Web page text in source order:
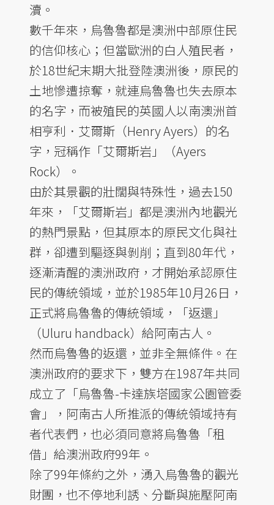
瀆。
數千年來，烏魯魯都是澳洲中部原住民
的信仰核心；但當歐洲的白人殖民者，
於18世紀末期大批登陸澳洲後，原民的
土地慘遭掠奪，就連烏魯魯也失去原本
的名字，而被殖民的英國人以南澳洲首
相亨利．艾爾斯（Henry Ayers）的名
字，冠稱作「艾爾斯岩」（Ayers
Rock）。
由於其景觀的壯闊與特殊性，過去150
年來，「艾爾斯岩」都是澳洲內地觀光
的熱門景點，但其原本的原民文化與社
群，卻遭到驅逐與剝削；直到80年代，
逐漸清醒的澳洲政府，才開始承認原住
民的傳統領域，並於1985年10月26日，
正式將烏魯魯的傳統領域，「返還」
（Uluru handback）給阿南古人。
然而烏魯魯的返還，並非全無條件。在
澳洲政府的要求下，雙方在1987年共同
成立了「烏魯魯-卡達族塔國家公園管委
會」，阿南古人所推派的傳統領域持有
者代表們，也必須同意將烏魯魯「租
借」給澳洲政府99年。
除了99年條約之外，湧入烏魯魯的觀光
財團，也不停地利誘、分斷與施壓阿南